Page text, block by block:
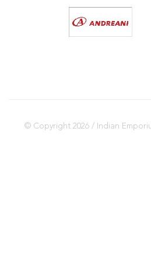
© Copyright 2026 / Indian